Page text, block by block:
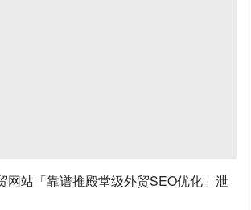
网站「靠谱推殿堂级外贸SEO优化」泄